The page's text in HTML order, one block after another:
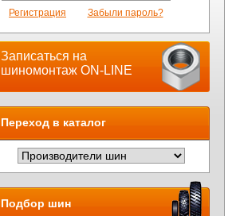
Регистрация Забыли пароль?
Записаться на
шиномонтаж ON-LINE
Переход в каталог
Подбор шин